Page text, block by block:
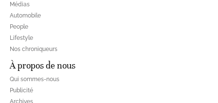
Médias
Automobile
People
Lifestyle
Nos chroniqueurs
À propos de nous
Qui sommes-nous
Publicité
Archives